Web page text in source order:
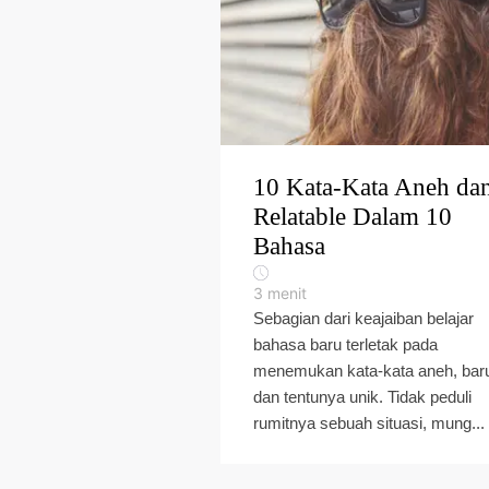
10 Kata-Kata Aneh
Relatable Dalam 10
Bahasa
3 menit
Sebagian dari keajaiban belajar
bahasa baru terletak pada
menemukan kata-kata aneh,
dan tentunya unik. Tidak peduli
rumitnya sebuah situasi, mung...